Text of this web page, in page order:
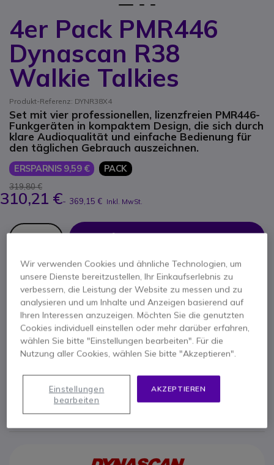
4er Pack PMR446
Dynascan R38
Walkie Talkies
Produkt-Referenz: DYNR38X4
Set mit vier professionellen, lizenzfreien PMR446-
Funkgeräten in kompaktem Design, die sich durch
klare Audioqualität und einfache Bedienung für
den täglichen Gebrauch auszeichnen.
ERSPARNIS 9,59 € PACK
319,80 €
310,21 €- 369,15 € Inkl. MwSt.
Anzahl
ANGEBOT IN 4 STUNDEN
35 Produkteauf Lager Lieferung:24/48 Std.
Im Vorteilspack enthalten:
x4
Dynascan R38 PMR446 Funkgerät
77,55 €
Zum Anfang der Bildgalerie springen
Wir verwenden Cookies und ähnliche Technologien, um
unsere Dienste bereitzustellen, Ihr Einkaufserlebnis zu
verbessern, die Leistung der Website zu messen und zu
analysieren und um Inhalte und Anzeigen basierend auf
Ihren Interessen anzuzeigen. Möchten Sie die genutzten
Cookies individuell einstellen oder mehr darüber erfahren,
wählen Sie bitte "Einstellungen bearbeiten". Für die
Nutzung aller Cookies, wählen Sie bitte "Akzeptieren".
AKZEPTIEREN
Einstellungen
bearbeiten